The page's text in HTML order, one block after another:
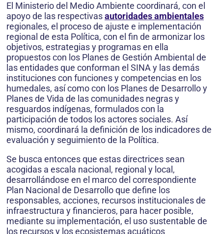
El Ministerio del Medio Ambiente coordinará, con el
apoyo de las respectivasautoridades ambientales
regionales, el proceso de ajuste e implementación
regional de esta Política, con el fin de armonizar los
objetivos, estrategias y programas en ella
propuestos con los Planes de Gestión Ambiental de
las entidades que conforman el SINA y las demás
instituciones con funciones y competencias en los
humedales, así como con los Planes de Desarrollo y
Planes de Vida de las comunidades negras y
resguardos indígenas, formulados con la
participación de todos los actores sociales. Así
mismo, coordinará la definición de los indicadores de
evaluación y seguimiento de la Política.
Se busca entonces que estas directrices sean
acogidas a escala nacional, regional y local,
desarrollándose en el marco del correspondiente
Plan Nacional de Desarrollo que define los
responsables, acciones, recursos institucionales de
infraestructura y financieros, para hacer posible,
mediante su implementación, el uso sustentable de
los recursos y los ecosistemas acuáticos